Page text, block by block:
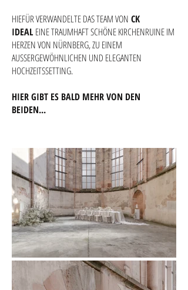
HIEFÜR VERWANDELTE DAS TEAM VON CK
IDEAL EINE TRAUMHAFT SCHÖNE KIRCHENRUINE IM
HERZEN VON NÜRNBERG, ZU EINEM
AUSSERGEWÖHNLICHEN UND ELEGANTEN
HOCHZEITSSETTING.
HIER GIBT ES BALD MEHR VON DEN
BEIDEN...